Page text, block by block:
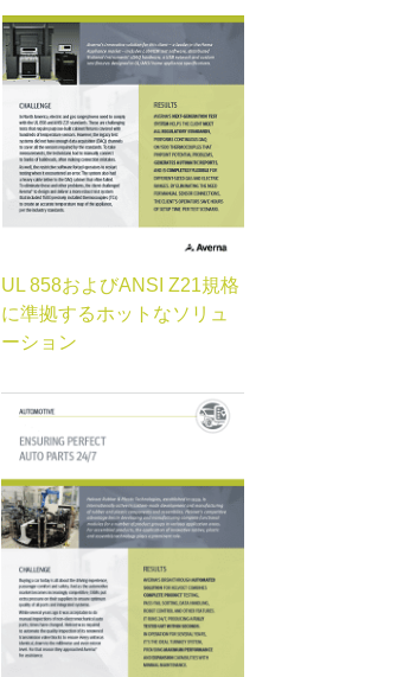
UL 858およびANSI Z21規格
に準拠するホットなソリュ
ーション